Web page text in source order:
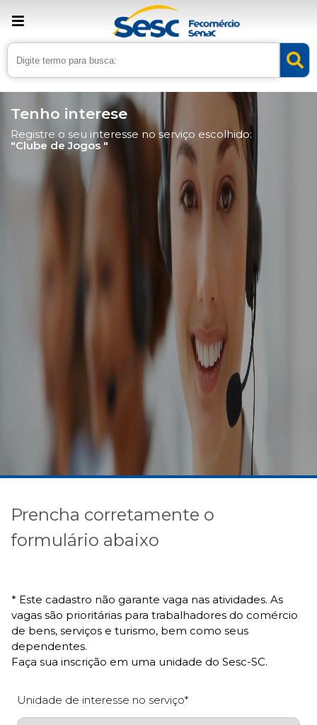
Tenho interese
Registre o seu interesse no serviço escolhido:
"Clube de Jogos "
Prencha corretamente o
formulário abaixo
* Este cadastro não garante vaga nas atividades. As
vagas são prioritárias para trabalhadores do comércio
de bens, serviços e turismo, bem como seus
dependentes.
Faça sua inscrição em uma unidade do Sesc-SC.
Unidade de interesse no serviço*